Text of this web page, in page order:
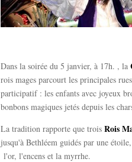
Dans la soirée du 5 janvier, à 17h. , la
rois mages parcourt les principales
participatif : les enfants avec joyeux
bonbons magiques jetés depuis les
La tradition rapporte que trois Rois
jusqu'à Bethléem guidés par une
l'or, l'encens et la myrrhe.